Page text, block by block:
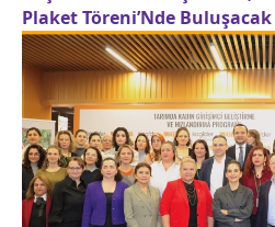
Plaket Töreni’Nde Buluşacak